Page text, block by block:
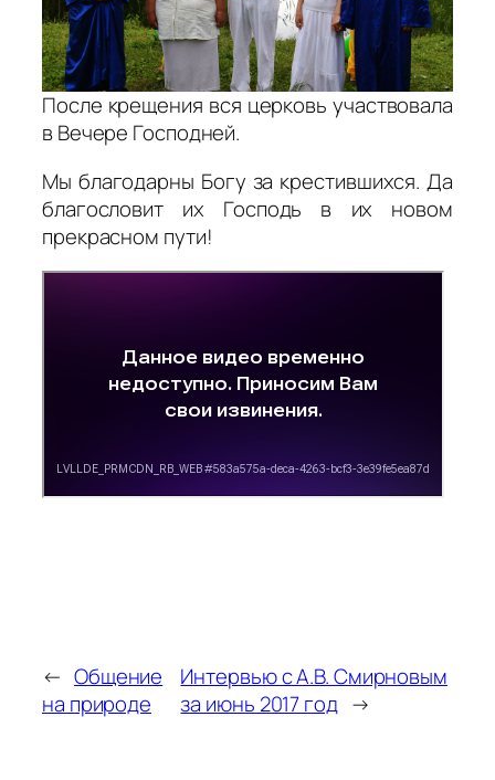
После крещения вся церковь участвовала
в Вечере Господней.
Мы благодарны Богу за крестившихся. Да
благословит их Господь в их новом
прекрасном пути!
← Общение
на природе
Интервью с А.В. Смирновым
за июнь 2017 год →